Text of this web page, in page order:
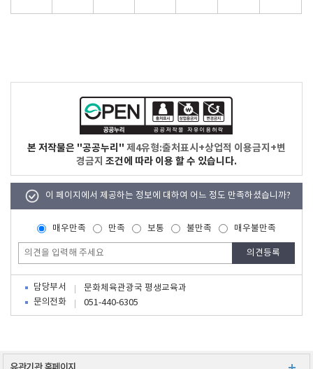
본 저작물은 "공공누리" 제4유형:출처표시+상업적 이용금지+변
경금지 조건에 따라 이용 할 수 있습니다.
이 페이지에서 제공하는 정보에 대하여 어느 정도 만족하셨습니까?
매우만족 만족 보통 불만족 매우불만족
담당부서
문화체육관광국 평생교육과
문의전화
051-440-6305